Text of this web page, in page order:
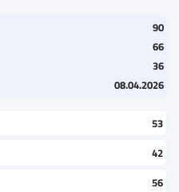
90
66
36
08.04.2026
53
42
56